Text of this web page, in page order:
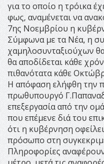
για το οποίο η τρόικα
φως, αναμένεται να
7ης Νοεμβρίου η
Σύμφωνα με τα Νέα, η
χαμηλοσυνταξιούχων
θα αποδίδεται κάθε
πιθανότατα κάθε
Η απόφαση ελήφθη την
πρωθυπουργό
επεξεργασία από την
που επέμενε διά του
ότι η κυβέρνηση
πρόσωπο στη
Πληροφορίες